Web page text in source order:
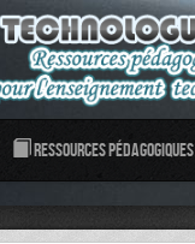
Ressources pédagogiques